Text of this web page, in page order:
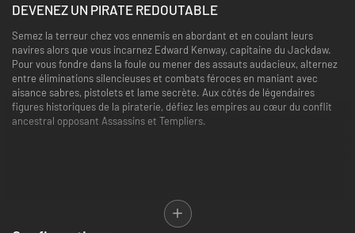
DEVENEZ UN PIRATE REDOUTABLE
Semez la terreur chez vos ennemis en abordant et en coulant leurs
navires alors que vous incarnez Edward Kenway, capitaine du Jackdaw.
Pour vous fondre dans la foule ou mener des assauts audacieux, alternez
entre éliminations silencieuses et combats féroces en maniant avec
aisance sabres, pistolets et lame secrète. Aux côtés de légendaires
figures historiques de la piraterie, défiez les empires au cœur du conflit
ancestral opposant Assassins et Templiers.